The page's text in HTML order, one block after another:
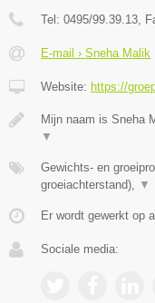
Tel: 0495/99.39.13,
E-mail › Sneha Malik
Website: https://
Mijn naam is Sneha
▼
Gewichts- en
groeiachterstand), ▼
Er wordt gewerkt op
Sociale media: